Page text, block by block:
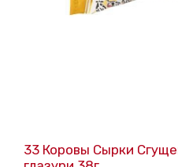
33 Коровы Сырки